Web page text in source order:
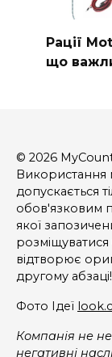
Рації
що
© 2026
Використання
допускається
обов'язковим
якої
відтворює
другому абзаці!
Фото Ідеї
Компанія не
негативні